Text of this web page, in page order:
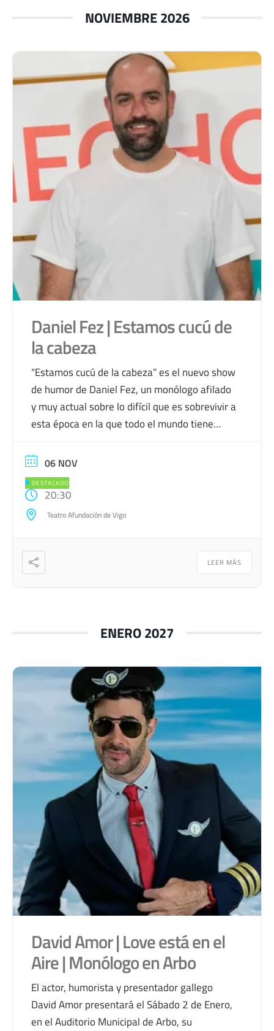
NOVIEMBRE 2026
Daniel Fez | Estamos cucú de
la cabeza
“Estamos cucú de la cabeza” es el nuevo show
de humor de Daniel Fez, un monólogo afilado
y muy actual sobre lo difícil que es sobrevivir a
esta época en la que todo el mundo tiene
importan nada. Crispaciones, debates
absurdos, dramas digitales y memes que
generan guerras mundiales: […]
06 NOV
DESTACADO
20:30
Teatro Afundación de Vigo
LEER MÁS
ENERO 2027
David Amor | Love está en el
Aire | Monólogo en Arbo
El actor, humorista y presentador gallego
David Amor presentará el Sábado 2 de Enero,
en el Auditorio Municipal de Arbo, su